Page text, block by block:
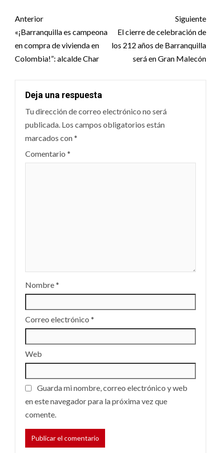
Post
navigation
Anterior
«¡Barranquilla es campeona
en compra de vivienda en
Colombia!”: alcalde Char
Siguiente
El cierre de celebración de
los 212 años de Barranquilla
será en Gran Malecón
Deja una respuesta
Tu dirección de correo electrónico no será
publicada. Los campos obligatorios están
marcados con*
Comentario *
Nombre*
Correo electrónico *
Web
Guarda mi nombre, correo electrónico y web
en este navegador para la próxima vez que
comente.